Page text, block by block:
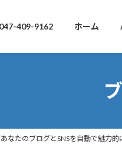
409-9162 ホーム
なたのブログとSNSを自動で魅力的